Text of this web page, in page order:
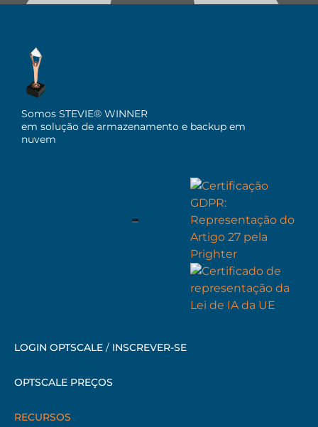
Somos STEVIE® WINNER
em solução de armazenamento e backup em
nuvem
LOGIN OPTSCALE / INSCREVER-SE
OPTSCALE PREÇOS
RECURSOS